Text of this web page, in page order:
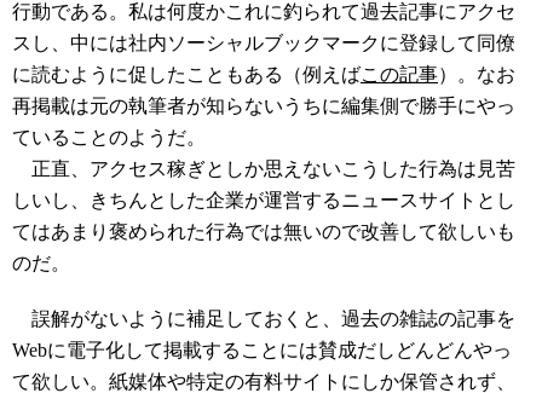
行動である。私は何度かこれに釣られて過去記事にアクセ
スし、中には社内ソーシャルブックマークに登録して同僚
に読むように促したこともある（例えばこの記事）。なお
再掲載は元の執筆者が知らないうちに編集側で勝手にやっ
ていることのようだ。
正直、アクセス稼ぎとしか思えないこうした行為は見苦
しいし、きちんとした企業が運営するニュースサイトとし
てはあまり褒められた行為では無いので改善して欲しいも
のだ。
誤解がないように補足しておくと、過去の雑誌の記事を
Webに電子化して掲載することには賛成だしどんどんやっ
て欲しい。紙媒体や特定の有料サイトにしか保管されず、